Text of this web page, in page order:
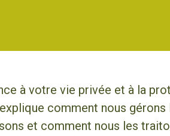
à votre vie privée et à la
comment nous
et comment nous les